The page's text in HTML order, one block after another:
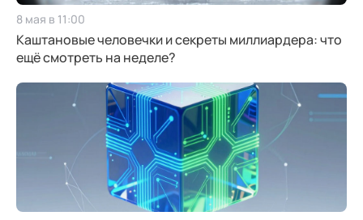
8 мая в 11:00
Каштановые человечки и секреты миллиардера: что
ещё смотреть на неделе?